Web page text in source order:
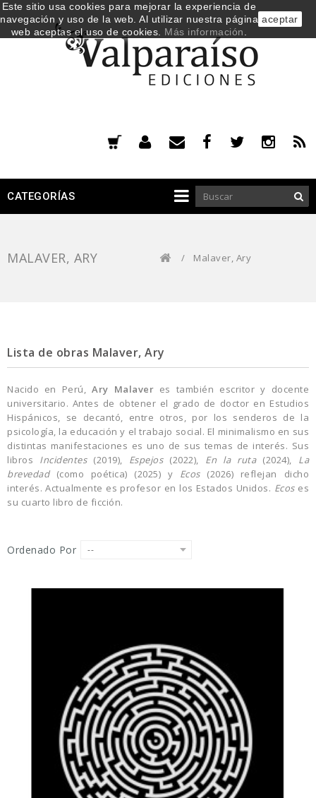
CATEGORÍAS
MALAVER, ARY / Malaver, Ary
Lista de obras Malaver, Ary
Nacido en Perú, Ary Malaver es también escritor y docente
universitario. Antes de obtener el grado de doctor en Estudios
Hispánicos, se decantó, entre otros, por los senderos de la
psicología, la educación y el trabajo social. El minimalismo en sus
distintas manifestaciones es uno de sus temas de interés. Sus
libros Incidentes(2019), Espejos(2022), En la ruta(2024), La
brevedad(como poética) (2025) y Ecos(2026) reflejan dicho
interés. Actualmente es profesor en los Estados Unidos. Ecoses
su cuarto libro de ficción.
Ordenado Por --
Este sitio usa cookies para mejorar la experiencia de
navegación y uso de la web. Al utilizar nuestra página
web aceptas el uso de cookies. Más información
aceptar